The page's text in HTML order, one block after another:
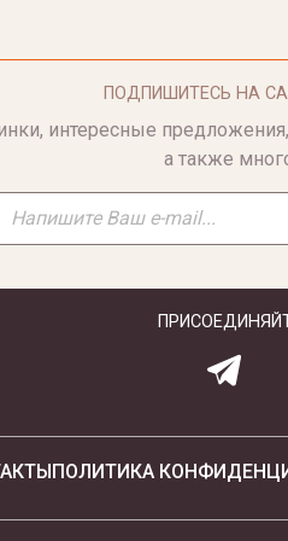
ПОДПИШИТЕСЬ НА
интересные
а также
ПОЛИТИКА